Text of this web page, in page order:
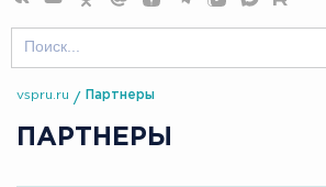
vspru.ru Партнеры
ПАРТНЕРЫ